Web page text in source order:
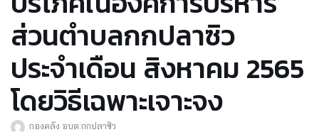
ส่วนตำบลกกปลาซิว
ประจำเดือน สิงหาคม 2565
โดยวิธีเฉพาะเจาะจง
กองคลัง อบต.กกปลาซิว